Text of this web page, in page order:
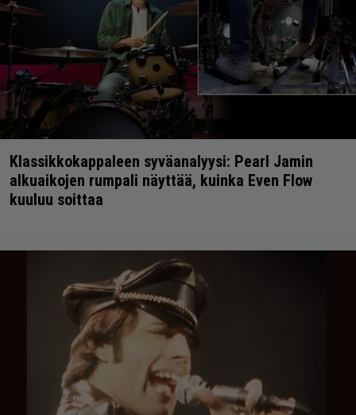
Klassikkokappaleen syväanalyysi: Pearl Jamin
alkuaikojen rumpali näyttää, kuinka Even Flow
kuuluu soittaa